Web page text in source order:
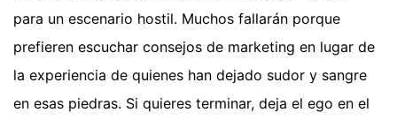
para un escenario hostil. Muchos fallarán porque
prefieren escuchar consejos de marketing en lugar de
la experiencia de quienes han dejado sudor y sangre
en esas piedras. Si quieres terminar, deja el ego en el